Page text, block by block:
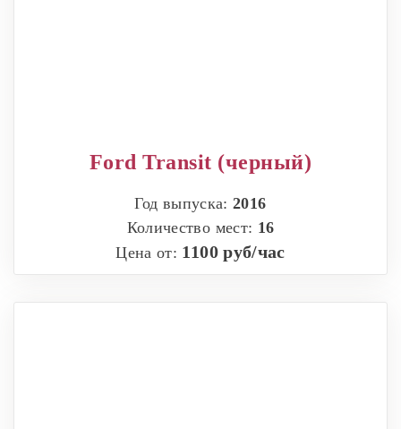
Ford Transit (черный)
Год выпуска:2016
Количество мест: 16
Цена от: 1100 руб/час